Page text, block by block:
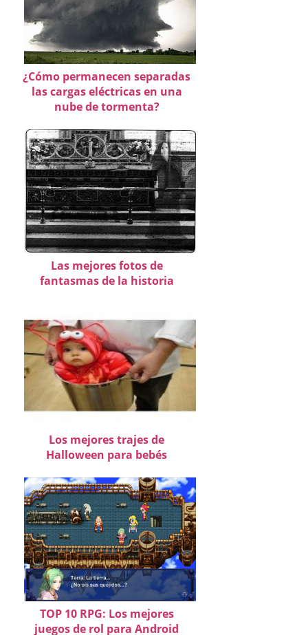
¿Cómo permanecen separadas
las cargas eléctricas en una
nube de tormenta?
Las mejores fotos de
fantasmas de la historia
Los mejores trajes de
Halloween para bebés
TOP 10 RPG: Los mejores
juegos de rol para Android